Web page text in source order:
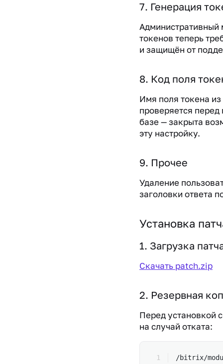
7. Генерация
Административный
токенов теперь
и защищён от
8. Код поля
Имя поля токена из
проверяется
базе — закрыта
эту настройку.
9. Прочее
Удаление
заголовки ответа
Установка
1. Загрузка
Скачать patch.zip
2. Резервная
Перед установкой
на случай отката:
/bitrix/